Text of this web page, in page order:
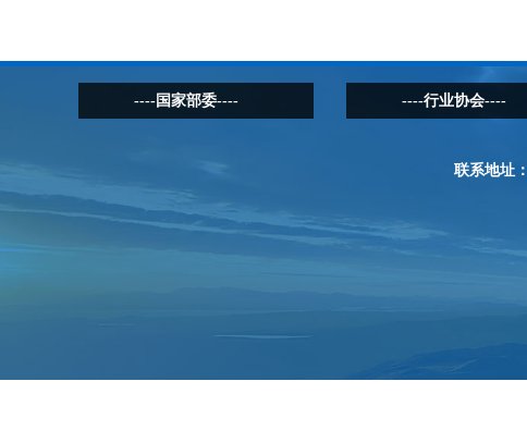
----国家部委---- ----行业协会----
联系地址：